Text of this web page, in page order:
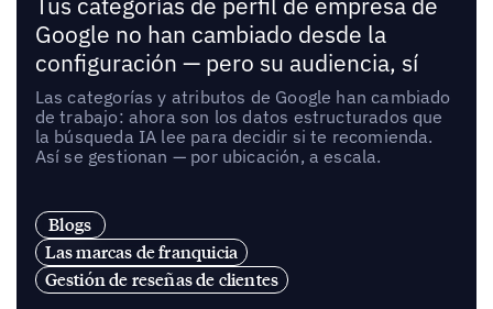
Tus categorías de perfil de empresa de
Google no han cambiado desde la
configuración — pero su audiencia, sí
Las categorías y atributos de Google han cambiado
de trabajo: ahora son los datos estructurados que
la búsqueda IA lee para decidir si te recomienda.
Así se gestionan — por ubicación, a escala.
Blogs
Las marcas de franquicia
Gestión de reseñas de clientes